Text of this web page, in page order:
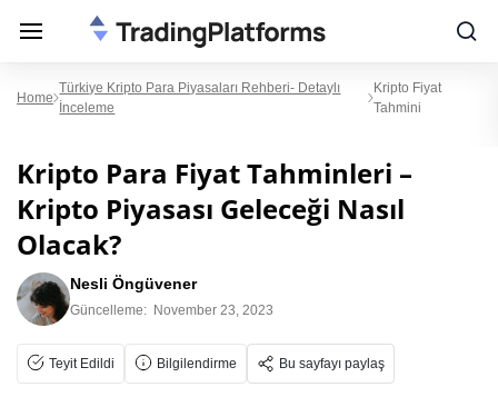
Home
Türkiye Kripto Para Piyasaları Rehberi- Detaylı
İnceleme
Kripto Fiyat
Tahmini
Kripto Para Fiyat Tahminleri –
Kripto Piyasası Geleceği Nasıl
Olacak?
Nesli Öngüvener
Güncelleme: November 23, 2023
Teyit Edildi Bilgilendirme Bu sayfayı paylaş